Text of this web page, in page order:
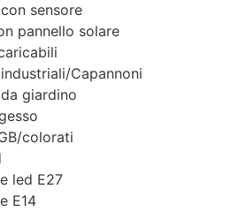
sensore
pannello solare
Capannoni
giardino
colorati
led E27
E14